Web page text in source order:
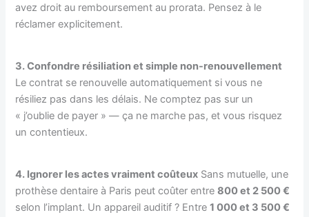
avez droit au remboursement au prorata. Pensez à le
réclamer explicitement.
3. Confondre résiliation et simple non-renouvellement
Le contrat se renouvelle automatiquement si vous ne
résiliez pas dans les délais. Ne comptez pas sur un
« j’oublie de payer » — ça ne marche pas, et vous risquez
un contentieux.
4. Ignorer les actes vraiment coûteux Sans mutuelle, une
prothèse dentaire à Paris peut coûter entre800 et 2 500 €
selon l’implant. Un appareil auditif ? Entre1 000 et 3 500 €